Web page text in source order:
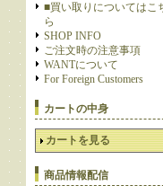
■買い取りについてはこ
ら
SHOP INFO
ご注文時の注意事項
WANTについて
For Foreign Customers
カートの中身
カートを見る
商品情報配信